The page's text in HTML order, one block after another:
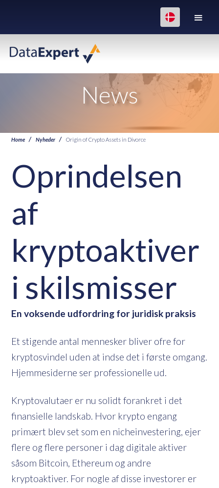
News
Home Nyheder Origin of Crypto Assets in Divorce
Oprindelsen
af ​​
kryptoaktiver
i skilsmisser
En voksende udfordring for juridisk praksis
Et stigende antal mennesker bliver ofre for
kryptosvindel uden at indse det i første omgang.
Hjemmesiderne ser professionelle ud.
Kryptovalutaer er nu solidt forankret i det
finansielle landskab. Hvor krypto engang
primært blev set som en nicheinvestering, ejer
flere og flere personer i dag digitale aktiver
såsom Bitcoin, Ethereum og andre
kryptoaktiver. For nogle af disse investorer er